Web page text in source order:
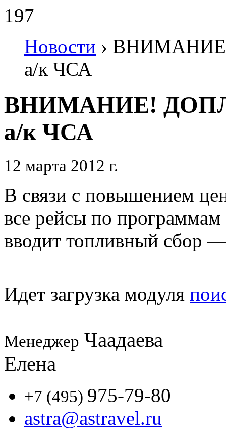
197
Новости › ВНИМАНИЕ!
а/к ЧСА
ВНИМАНИЕ!
а/к ЧСА
12 марта 2012 г.
В связи с повышением
все рейсы по
вводит топливный сбор —
Идет загрузка модуля
Менеджер Чаадаева
Елена
+7 (495) 975-79-80
astra@astravel.ru